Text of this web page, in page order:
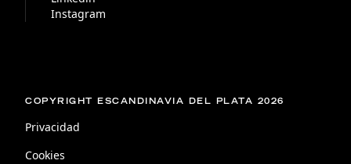
Instagram
COPYRIGHT ESCANDINAVIA DEL PLATA 2026
Privacidad
Cookies